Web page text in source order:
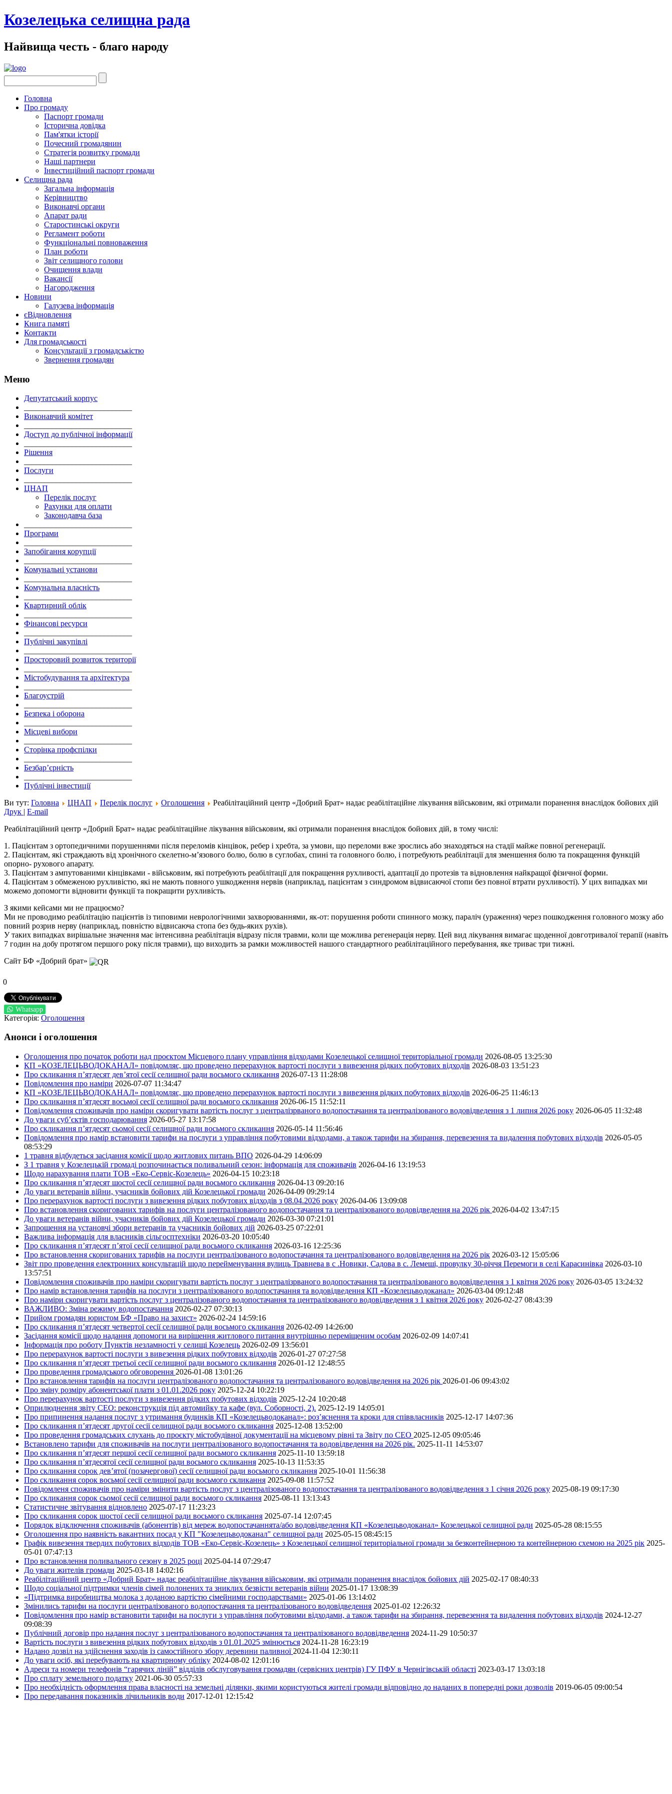
Козелецька селищна рада
Найвища честь - благо народу
Головна
Про громаду
Паспорт громади
Історична довідка
Пам'ятки історії
Почесний громадянин
Стратегія розвитку громади
Наші партнери
Інвестиційний паспорт громади
Селищна рада
Загальна інформація
Керівництво
Виконавчі органи
Апарат ради
Старостинські округи
Регламент роботи
Функціональні повноваження
План роботи
Звіт селищного голови
Очищення влади
Вакансії
Нагородження
Новини
Галузева інформація
єВідновлення
Книга памяті
Контакти
Для громадськості
Консультації з громадськістю
Звернення громадян
Меню
Депутатський корпус
Виконавчий комітет
Доступ до публічної інформації
Рішення
Послуги
ЦНАП
Перелік послуг
Рахунки для оплати
Законодавча база
Програми
Запобігання корупції
Комунальні установи
Комунальна власність
Квартирний облік
Фінансові ресурси
Публічні закупівлі
Просторовий розвиток території
Містобудування та архітектура
Благоустрій
Безпека і оборона
Місцеві вибори
Сторінка профспілки
Безбар’єрність
Публічні інвестиції
Ви тут: Головна ЦНАП Перелік послуг Оголошення
Реабілітаційний центр «Добрий Брат» надає реабілітаційне лікування військовим, які отримали поранення внаслідок бойових дій
Друк | E-mail
Реабілітаційний центр «Добрий Брат» надає реабілітаційне лікування військовим, які отримали поранення внаслідок бойових дій, в тому числі:
1. Пацієнтам з ортопедичними порушеннями після переломів кінцівок, ребер і хребта, за умови, що переломи вже зрослись або знаходяться на стадії майже повної регенерації.
2. Пацієнтам, які страждають від хронічного скелетно-м’язового болю, болю в суглобах, спині та головного болю, і потребують реабілітації для зменшення болю та покращення функцій
опорно- рухового апарату.
3. Пацієнтам з ампутованими кінцівками - військовим, які потребують реабілітації для покращення рухливості, адаптації до протезів та відновлення найкращої фізичної форми.
4. Пацієнтам з обмеженою рухливістю, які не мають повного ушкодження нервів (наприклад, пацієнтам з синдромом відвисаючої стопи без повної втрати рухливості). У цих випадках ми
можемо допомогти відновити функції та покращити рухливість.
З якими кейсами ми не працюємо?
Ми не проводимо реабілітацію пацієнтів із типовими неврологічними захворюваннями, як-от: порушення роботи спинного мозку, параліч (ураження) через пошкодження головного мозку або
повний розрив нерву (наприклад, повністю відвисаюча стопа без будь-яких рухів).
У таких випадках вирішальне значення має інтенсивна реабілітація відразу після травми, коли ще можлива регенерація нерву. Цей вид лікування вимагає щоденної довготривалої терапії (навіть
7 годин на добу протягом першого року після травми), що виходить за рамки можливостей нашого стандартного реабілітаційного перебування, яке триває три тижні.
Сайт БФ «Добрий брат»
0
Whatsapp
Категорія: Оголошення
Анонси і оголошення
Оголошення про початок роботи над проєктом Місцевого плану управління відходами Козелецької селищної територіальної громади 2026-08-05 13:25:30
КП «КОЗЕЛЕЦЬВОДОКАНАЛ» повідомляє, що проведено перерахунок вартості послуги з вивезення рідких побутових відходів 2026-08-03 13:51:23
Про скликання п’ятдесят дев’ятої сесії селищної ради восьмого скликання 2026-07-13 11:28:08
Повідомлення про наміри 2026-07-07 11:34:47
КП «КОЗЕЛЕЦЬВОДОКАНАЛ» повідомляє, що проведено перерахунок вартості послуги з вивезення рідких побутових відходів 2026-06-25 11:46:13
Про скликання п’ятдесят восьмої сесії селищної ради восьмого скликання 2026-06-15 11:52:11
Повідомлення споживачів про наміри скоригувати вартість послуг з централізрваного водопостачання та централізованого водовідведення з 1 липня 2026 року 2026-06-05 11:32:48
До уваги суб’єктів господарювання 2026-05-27 13:17:58
Про скликання п’ятдесят сьомої сесії селищної ради восьмого скликання 2026-05-14 11:56:46
Повідомлення про намір встановити тарифи на послуги з управління побутовими відходами, а також тарифи на збирання, перевезення та видалення побутових відходів 2026-05-05
08:53:29
1 травня відбудеться засідання комісії щодо житлових питань ВПО 2026-04-29 14:06:09
З 1 травня у Козелецькій громаді розпочинається поливальний сезон: інформація для споживачів 2026-04-16 13:19:53
Щодо нарахування плати ТОВ «Еко-Сервіс-Козелець» 2026-04-15 10:23:18
Про скликання п’ятдесят шостої сесії селищної ради восьмого скликання 2026-04-13 09:20:16
До уваги ветеранів війни, учасників бойових дій Козелецької громади 2026-04-09 09:29:14
Про перерахунок вартості послуги з вивезення рідких побутових відходів з 08.04.2026 року 2026-04-06 13:09:08
Про встановлення скоригованих тарифів на послуги централізованого водопостачання та централізованого водовідведення на 2026 рік 2026-04-02 13:47:15
До уваги ветеранів війни, учасників бойових дій Козелецької громади 2026-03-30 07:21:01
Запрошення на установчі збори ветеранів та учасників бойових дій 2026-03-25 07:22:01
Важлива інформація для власників сільгосптехніки 2026-03-20 10:05:40
Про скликання п’ятдесят п’ятої сесії селищної ради восьмого скликання 2026-03-16 12:25:36
Про встановлення скоригованих тарифів на послуги централізованого водопостачання та централізованого водовідведення на 2026 рік 2026-03-12 15:05:06
Звіт про проведення електронних консультацій щодо перейменування вулиць Травнева в с .Новики, Садова в с. Лемеші, провулку 30-річчя Перемоги в селі Карасинівка 2026-03-10
13:57:51
Повідомлення споживачів про наміри скоригувати вартість послуг з централізрваного водопостачання та централізованого водовідведення з 1 квітня 2026 року 2026-03-05 13:24:32
Про намір встановлення тарифів на послуги з централізованого водопостачання та водовідведення КП «Козелецьводоканал» 2026-03-04 09:12:48
Про наміри скоригувати вартість послуг з централізованого водопостачання та централізованого водовідведення з 1 квітня 2026 року 2026-02-27 08:43:39
ВАЖЛИВО: Зміна режиму водопостачання 2026-02-27 07:30:13
Прийом громадян юристом БФ «Право на захист» 2026-02-24 14:59:16
Про скликання п’ятдесят четвертої сесії селищної ради восьмого скликання 2026-02-09 14:26:00
Засідання комісії щодо надання допомоги на вирішення житлового питання внутрішньо переміщеним особам 2026-02-09 14:07:41
Інформація про роботу Пунктів незламності у селищі Козелець 2026-02-09 13:56:01
Про перерахунок вартості послуги з вивезення рідких побутових відходів 2026-01-27 07:27:58
Про скликання п’ятдесят третьої сесії селищної ради восьмого скликання 2026-01-12 12:48:55
Про проведення громадського обговорення 2026-01-08 13:01:26
Про встановлення тарифів на послуги централізованого водопостачання та централізованого водовідведення на 2026 рік 2026-01-06 09:43:02
Про зміну розміру абонентської плати з 01.01.2026 року 2025-12-24 10:22:19
Про перерахунок вартості послуги з вивезення рідких побутових відходів 2025-12-24 10:20:48
Оприлюднення звіту СЕО: реконструкція під автомийку та кафе (вул. Соборності, 2). 2025-12-19 14:05:01
Про припинення надання послуг з утримання будинків КП «Козелецьводоканал»: роз’яснення та кроки для співвласників 2025-12-17 14:07:36
Про скликання п’ятдесят другої сесії селищної ради восьмого скликання 2025-12-08 13:52:00
Про проведення громадських слухань до проєкту містобудівної документації на місцевому рівні та Звіту по СЕО 2025-12-05 09:05:46
Встановлено тарифи для споживачів на послуги централізованого водопостачання та водовідведення на 2026 рік. 2025-11-11 14:53:07
Про скликання п’ятдесят першої сесії селищної ради восьмого скликання 2025-11-10 13:59:18
Про скликання п’ятдесятої сесії селищної ради восьмого скликання 2025-10-13 11:53:35
Про скликання сорок дев’ятої (позачергової) сесії селищної ради восьмого скликання 2025-10-01 11:56:38
Про скликання сорок восьмої сесії селищної ради восьмого скликання 2025-09-08 11:57:52
Повідомленя споживачів про наміри змінити вартість послуг з централізованого водопостачання та централізованого водовідведення з 1 січня 2026 року 2025-08-19 09:17:30
Про скликання сорок сьомої сесії селищної ради восьмого скликання 2025-08-11 13:13:43
Статистичне звітування відновлено 2025-07-17 11:23:23
Про скликання сорок шостої сесії селищної ради восьмого скликання 2025-07-14 12:07:45
Порядок відключення споживачів (абонентів) від мереж водопостачаннята/або водовідведення КП «Козелецьводоканал» Козелецької селищної ради 2025-05-28 08:15:55
Оголошення про наявність вакантних посад у КП "Козелецьводоканал" селищної ради 2025-05-15 08:45:15
Графік вивезення твердих побутових відходів ТОВ «Еко-Сервіс-Козелець» з Козелецької селищної територіальної громади за безконтейнерною та контейнерною схемою на 2025 рік 2025-
05-01 07:47:13
Про встановлення поливального сезону в 2025 році 2025-04-14 07:29:47
До уваги жителів громади 2025-03-18 14:02:16
Реабілітаційний центр «Добрий Брат» надає реабілітаційне лікування військовим, які отримали поранення внаслідок бойових дій 2025-02-17 08:40:33
Щодо соціальної підтримки членів сімей полонених та зниклих безвісти ветеранів війни 2025-01-17 13:08:39
«Підтримка виробництва молока з доданою вартістю сімейними господарствами» 2025-01-06 13:14:02
Змінились тарифи на послуги централізованого водопостачання та централізованого водовідведення 2025-01-02 12:26:32
Повідомлення про намір встановити тарифи на послуги з управління побутовими відходами, а також тарифи на збирання, перевезення та видалення побутових відходів 2024-12-27
09:08:39
Публічний договір про надання послуг з централізованого водопостачання та централізованого водовідведення 2024-11-29 10:50:37
Вартість послуги з вивезення рідких побутових відходів з 01.01.2025 змінюється 2024-11-28 16:23:19
Надано дозвіл на здійснення заходів із самостійного збору деревини паливної 2024-11-04 12:30:11
До уваги осіб, які перебувають на квартирному обліку 2024-08-02 12:01:16
Адреси та номери телефонів “гарячих ліній” відділів обслуговування громадян (сервісних центрів) ГУ ПФУ в Чернігівській області 2023-03-17 13:03:18
Про сплату земельного податку 2021-06-30 05:57:33
Про необхідність оформлення права власності на земельні ділянки, якими користуються жителі громади відповідно до наданих в попередні роки дозволів 2019-06-05 09:00:54
Про передавання показників лічильників води 2017-12-01 12:15:42